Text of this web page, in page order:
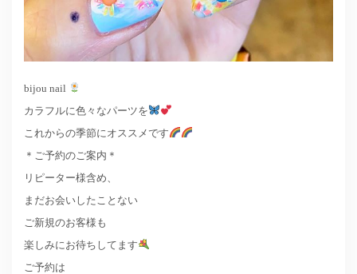
bijou nail
カラフルに色々なパーツを
これからの季節にオススメです
＊ご予約のご案内＊
リピーター様含め、
まだお会いしたことない
ご新規のお客様も
楽しみにお待ちしてます
ご予約は